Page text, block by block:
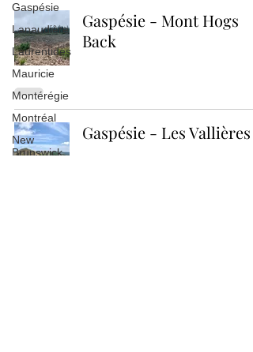
Gaspésie
Lanaudière
Laurentides
Mauricie
Montérégie
Montréal
New
Brunswick
Gaspésie - Mont Hogs
Back
Gaspésie - Les Vallières